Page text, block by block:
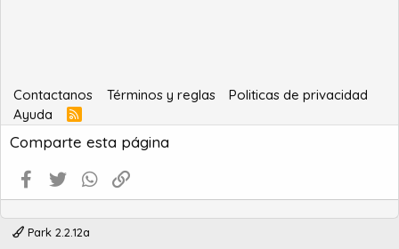
Contactanos Términos y reglas
Politicas de privacidad
Ayuda
R
S
S
Comparte esta página
Facebook
Twitter WhatsApp
Park 2.2.12a